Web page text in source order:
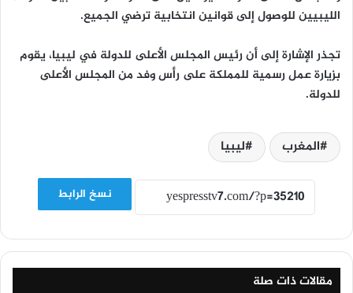
الليبيين للوصول إلى قوانين انتخابية ترضي الجميع.
تجذر الإشارة إلى أن رئيس المجلس الأعلى للدولة في ليبيا، يقوم
بزيارة عمل رسمية للمملكة على رأس وفد من المجلس الأعلى
للدولة.
المغرب ليبيا
نسخ الرابط
مقالات ذات صلة